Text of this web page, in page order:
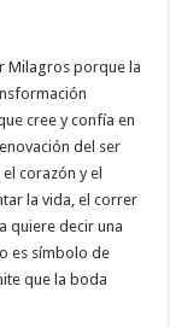
Milagros porque la
cree y confía en
del ser
corazón y el
la vida, el correr
quiere decir una
es símbolo de
que la boda